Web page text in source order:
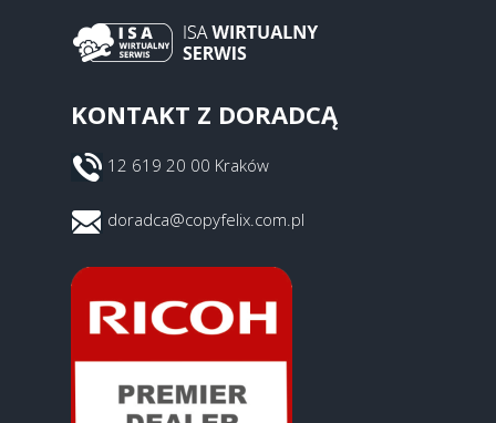
KONTAKT Z DORADCĄ
12 619 20 00 Kraków
doradca@copyfelix.com.pl